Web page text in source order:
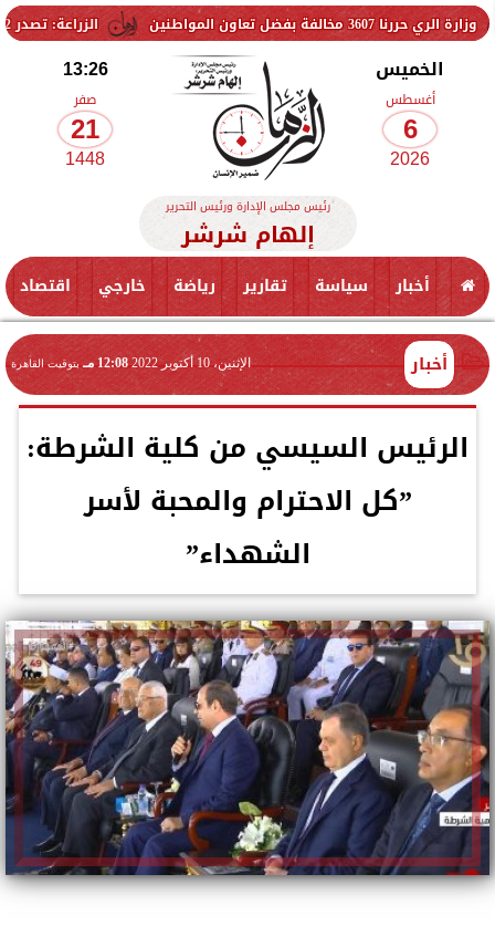
الزراعة: تصدر 712 ترخيص تشغيل جديد لمشروعات الثروة الحيوانية والداجنة.. وتسجيل 832 مخلوط أعلاف تعاون المواطنين
الخميس
أغسطس
6
2026
13:26
صفر
21
1448
رئيس مجلس الإدارة ورئيس التحرير
إلهام شرشر
أخبار سياسة تقارير رياضة خارجي اقتصاد
أخبار الإثنين، 10 أكتوبر 2022 12:08 مـ بتوقيت القاهرة
الرئيس السيسي من كلية الشرطة:
”كل الاحترام والمحبة لأسر
الشهداء”